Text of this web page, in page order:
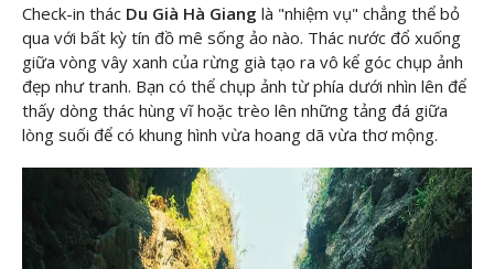
Check-in thác Du Già Hà Giang là "nhiệm vụ" chẳng thể bỏ
qua với bất kỳ tín đồ mê sống ảo nào. Thác nước đổ xuống
giữa vòng vây xanh của rừng già tạo ra vô kể góc chụp ảnh
đẹp như tranh. Bạn có thể chụp ảnh từ phía dưới nhìn lên để
thấy dòng thác hùng vĩ hoặc trèo lên những tảng đá giữa
lòng suối để có khung hình vừa hoang dã vừa thơ mộng.